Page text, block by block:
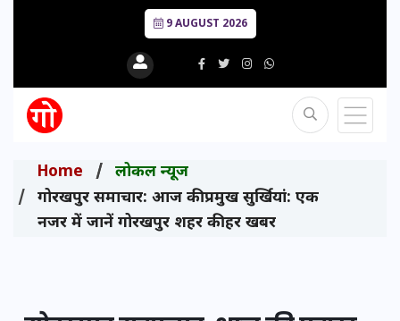
9 AUGUST 2026
Home
लोकल न्यूज
गोरखपुर समाचार: आज की प्रमुख सुर्खियां: एक
नजर में जानें गोरखपुर शहर की हर खबर